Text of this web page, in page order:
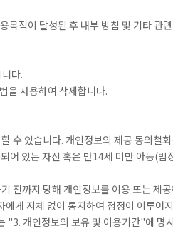
적이 달성된 후 내부 방침 및 기타 관
다.
을 사용하여 삭제합니다.
수 있습니다. 개인정보의 제공 동의철
어 있는 자신 혹은 만14세 미만 아동(법
전까지 당해 개인정보를 이용 또는 제
게 지체 없이 통지하여 정정이 이루어
"3. 개인정보의 보유 및 이용기간"에 명